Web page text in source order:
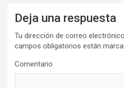
Deja una respuesta
Tu dirección de correo
campos obligatorios están
Comentario